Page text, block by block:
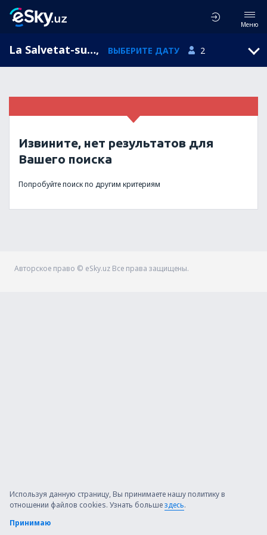
Меню
La Salvetat-sur-Agout, Languedoc-Roussillon, Франция, ВЫБЕРИТЕ ДАТУ 2
Извините, нет результатов для
Вашего поиска
Попробуйте поиск по другим критериям
Авторское право © eSky.uz Все права защищены.
Используя данную страницу, Вы принимаете нашу политику в
отношении файлов cookies. Узнать большездесь.
Принимаю